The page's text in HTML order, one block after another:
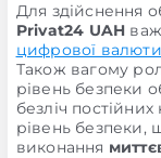
Для здійснення
Privat24 UAH
цифрової валюти
Також вагому
рівень безпеки
безліч
рівень безпеки,
виконання